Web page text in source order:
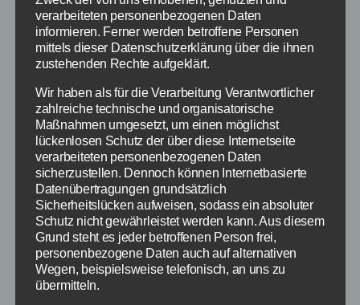
iPad erschienen
verarbeiteten personenbezogenen Daten
informieren. Ferner werden betroffene Personen
mittels dieser Datenschutzerklärung über die ihnen
zustehenden Rechte aufgeklärt.
Wir haben als für die Verarbeitung Verantwortlicher
zahlreiche technische und organisatorische
Maßnahmen umgesetzt, um einen möglichst
lückenlosen Schutz der über diese Internetseite
verarbeiteten personenbezogenen Daten
sicherzustellen. Dennoch können Internetbasierte
Datenübertragungen grundsätzlich
Sicherheitslücken aufweisen, sodass ein absoluter
Schutz nicht gewährleistet werden kann. Aus diesem
Grund steht es jeder betroffenen Person frei,
personenbezogene Daten auch auf alternativen
Wegen, beispielsweise telefonisch, an uns zu
übermitteln.